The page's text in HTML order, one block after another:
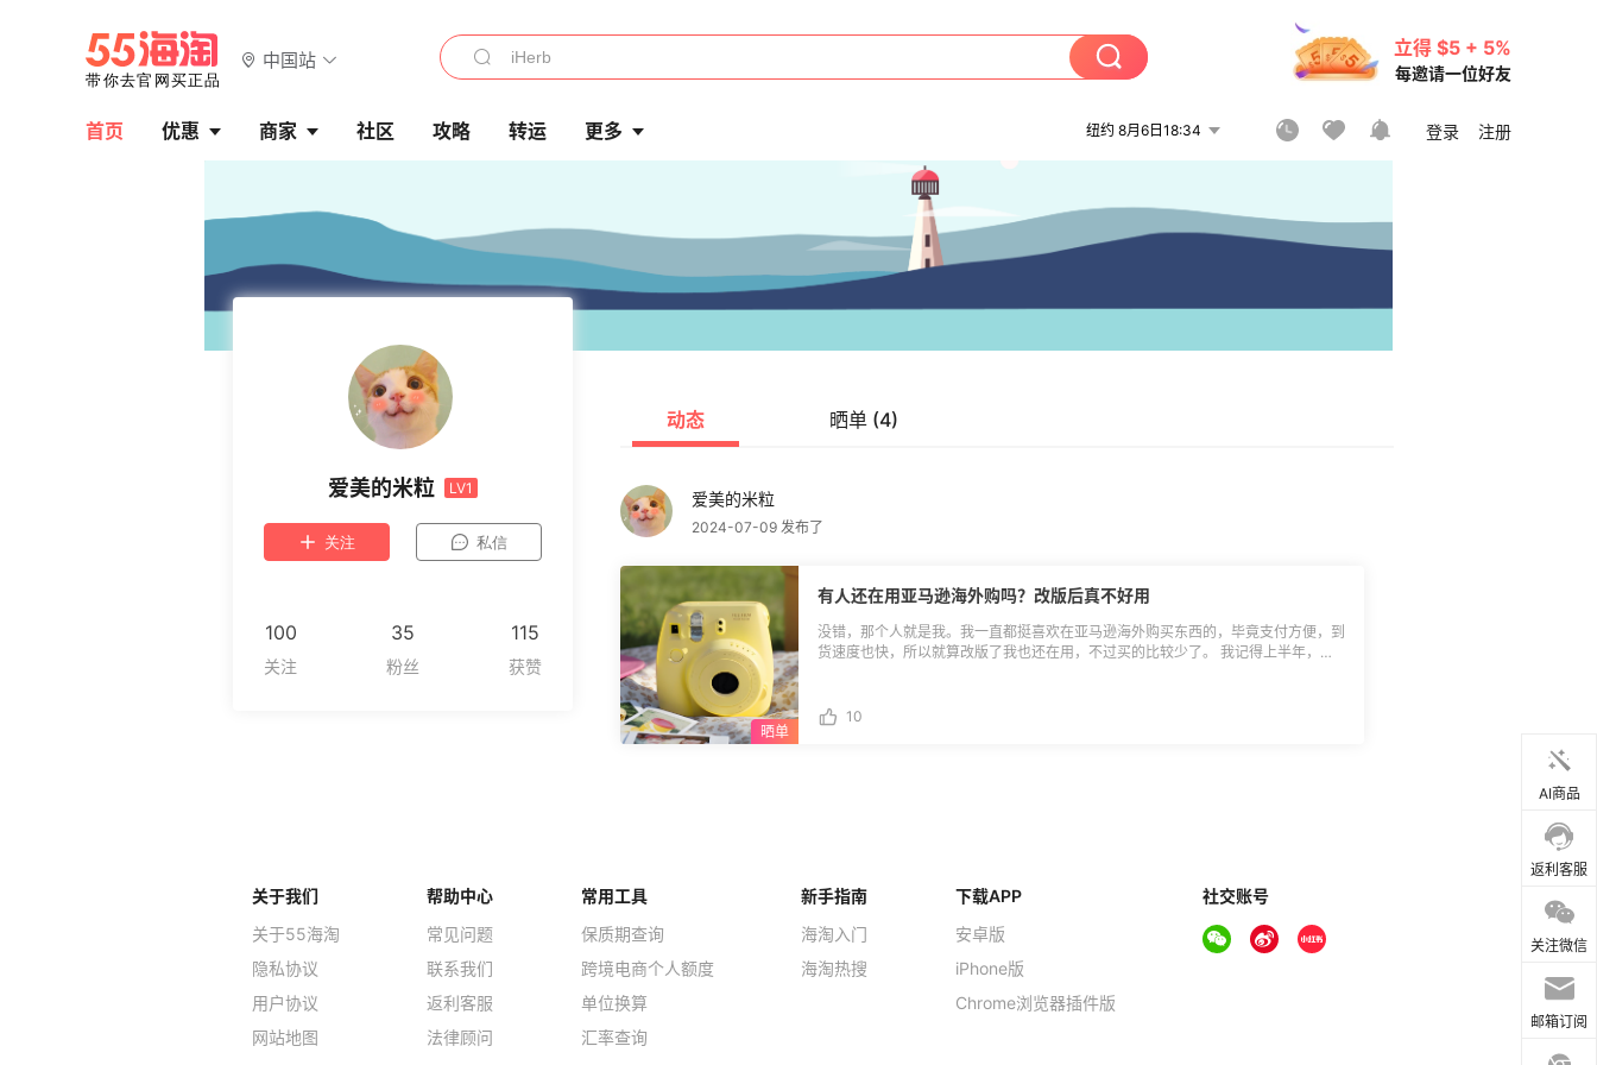
中国站
立得 $5 + 5%
每邀请一位好友
首页 优惠 商家 社区 攻略 转运 更多 纽约 8月6日18:34 登录 注册
爱美的米粒 LV1
关注 私信
100 35 115
动态 晒单 (4)
爱美的米粒
2024-07-09 发布了
有人还在用亚马逊海外购吗？改版后真不好用
没错，那个人就是我。我一直都挺喜欢在亚马逊海外购买东西的，毕竟支付方便，到
货速度也快，所以就算改版了我也还在用，不过买的比较少了。 我记得上半年，有
现在海外购基本上都没了价格优势，东西也少，不知道靠什么运转下去，明明原来的
10
AI商品
返利客服
关注微信
邮箱订阅
关于我们
关于55海淘
隐私协议
用户协议
网站地图
帮助中心
常见问题
联系我们
返利客服
法律顾问
常用工具
保质期查询
跨境电商个人额度
单位换算
汇率查询
新手指南
海淘入门
海淘热搜
下载APP
安卓版
iPhone版
Chrome浏览器插件版
社交账号